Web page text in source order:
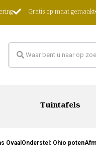
Gratis op maat gemaakt
Tuintafels
OvaalOnderstel: Ohio